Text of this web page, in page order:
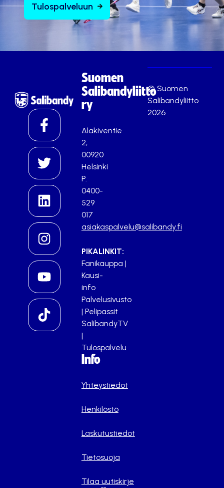
Tulospalveluun
Suomen
Salibandyliitto
ry
Alakiventie
2,
00920
Helsinki
P.
0400-
529
017
asiakaspalvelu@salibandy.fi
PIKALINKIT:
Fanikauppa |
Kausi-
info
Palvelusivusto
| Pelipassit
SalibandyTV
|
Tulospalvelu
Info
Yhteystiedot
Henkilöstö
Laskutustiedot
Tietosuoja
Tilaa uutiskirje
© Suomen
Salibandyliitto
2026